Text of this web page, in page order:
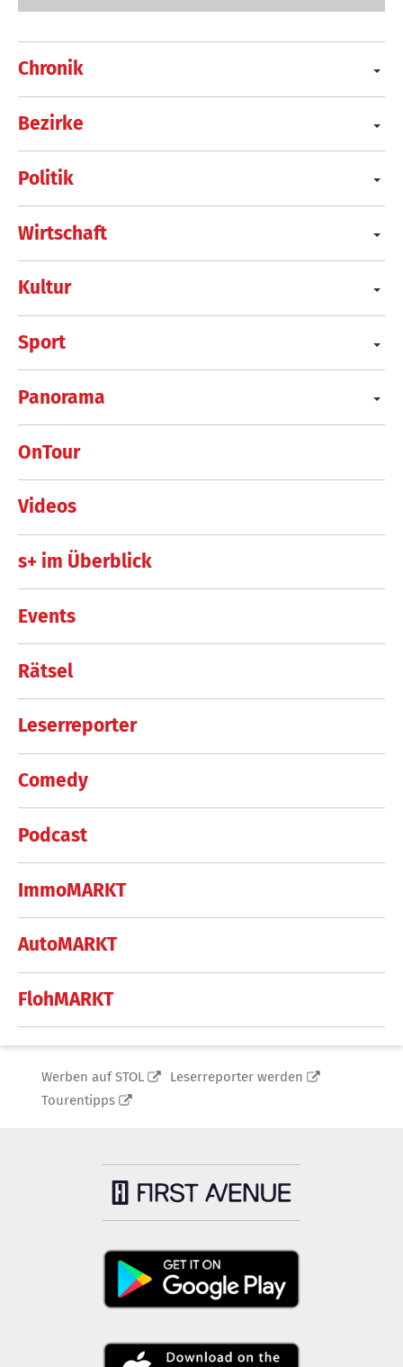
Chronik
Bezirke
Politik
Wirtschaft
Kultur
Sport
Panorama
OnTour
Videos
s+ im Überblick
Events
Rätsel
Leserreporter
Comedy
Podcast
ImmoMARKT
AutoMARKT
FlohMARKT
Werben auf STOL
Leserreporter werden
Tourentipps